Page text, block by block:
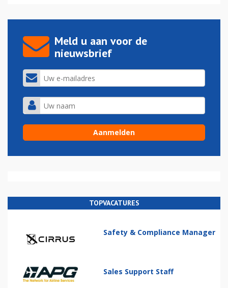
Meld u aan voor de
nieuwsbrief
TOPVACATURES
Safety & Compliance Manager
Sales Support Staff